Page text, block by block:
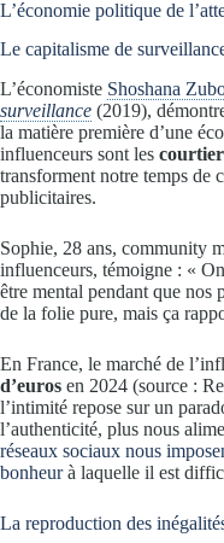
L’économie politique de
Le capitalisme de
L’économiste Shoshana
surveillance (2019),
la matière première d’une
influenceurs sont les
transforment notre temps de
publicitaires.
Sophie, 28 ans, community
influenceurs, témoigne : «
être mental pendant que nos
de la folie pure, mais ça
En France, le marché de
d’euros en 2024 (source :
l’intimité repose sur un
l’authenticité, plus nous
réseaux sociaux nous
bonheurà laquelle il est
La reproduction des